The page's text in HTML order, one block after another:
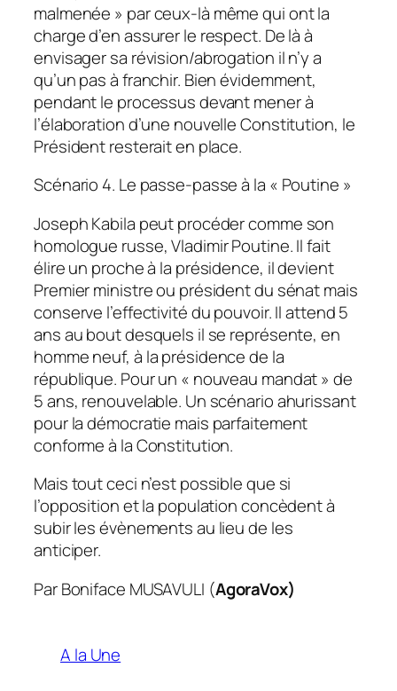
malmenée » par ceux-là même qui ont la
charge d’en assurer le respect. De là à
envisager sa révision/abrogation il n’y a
qu’un pas à franchir. Bien évidemment,
pendant le processus devant mener à
l’élaboration d’une nouvelle Constitution, le
Président resterait en place.
Scénario 4. Le passe-passe à la « Poutine »
Joseph Kabila peut procéder comme son
homologue russe, Vladimir Poutine. Il fait
élire un proche à la présidence, il devient
Premier ministre ou président du sénat mais
conserve l’effectivité du pouvoir. Il attend 5
ans au bout desquels il se représente, en
homme neuf, à la présidence de la
république. Pour un « nouveau mandat » de
5 ans, renouvelable. Un scénario ahurissant
pour la démocratie mais parfaitement
conforme à la Constitution.
Mais tout ceci n’est possible que si
l’opposition et la population concèdent à
subir les évènements au lieu de les
anticiper.
Par Boniface MUSAVULI (AgoraVox)
A la Une